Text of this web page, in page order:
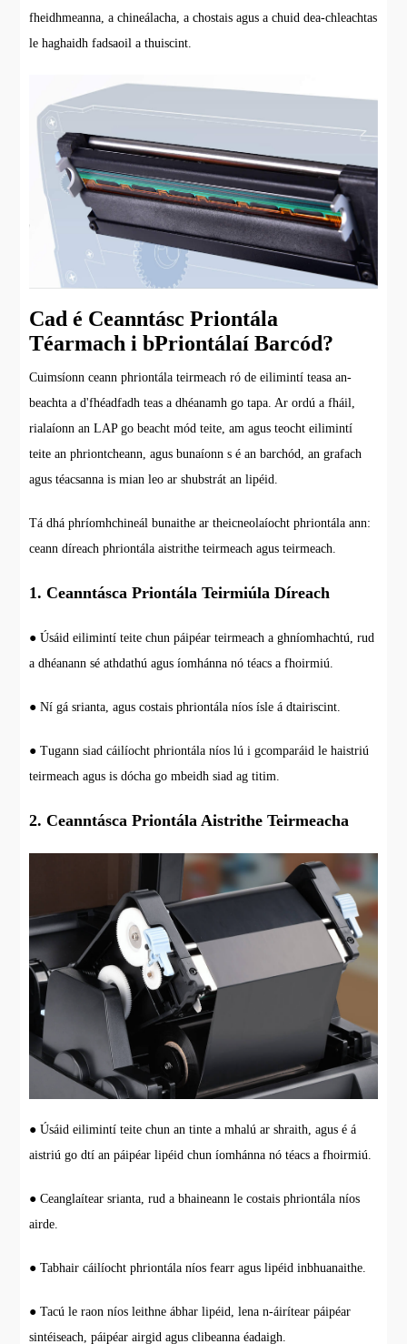
fheidhmeanna, a chineálacha, a chostais agus a chuid dea-chleachtas
le haghaidh fadsaoil a thuiscint.
Cad é Ceanntásc Priontála
Téarmach i bPriontálaí Barcód?
Cuimsíonn ceann phriontála teirmeach ró de eilimintí teasa an-
beachta a d'fhéadfadh teas a dhéanamh go tapa. Ar ordú a fháil,
rialaíonn an LAP go beacht mód teite, am agus teocht eilimintí
teite an phriontcheann, agus bunaíonn s é an barchód, an grafach
agus téacsanna is mian leo ar shubstrát an lipéid.
Tá dhá phríomhchineál bunaithe ar theicneolaíocht phriontála ann:
ceann díreach phriontála aistrithe teirmeach agus teirmeach.
1. Ceanntásca Priontála Teirmiúla Díreach
● Úsáid eilimintí teite chun páipéar teirmeach a ghníomhachtú, rud
a dhéanann sé athdathú agus íomhánna nó téacs a fhoirmiú.
● Ní gá srianta, agus costais phriontála níos ísle á dtairiscint.
● Tugann siad cáilíocht phriontála níos lú i gcomparáid le haistriú
teirmeach agus is dócha go mbeidh siad ag titim.
2. Ceanntásca Priontála Aistrithe Teirmeacha
● Úsáid eilimintí teite chun an tinte a mhalú ar shraith, agus é á
aistriú go dtí an páipéar lipéid chun íomhánna nó téacs a fhoirmiú.
● Ceanglaítear srianta, rud a bhaineann le costais phriontála níos
airde.
● Tabhair cáilíocht phriontála níos fearr agus lipéid inbhuanaithe.
● Tacú le raon níos leithne ábhar lipéid, lena n-áirítear páipéar
sintéiseach, páipéar airgid agus clibeanna éadaigh.